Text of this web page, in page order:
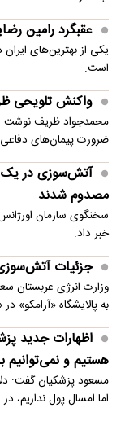
عقبگرد رامین
است.
واکنش تلویحی
محمدجواد ظریف نوشت:
ضرورت پیمان‌های
مصدوم شدند
سخنگوی سازمان
خبر داد.
جزئیات آتش‌سوزی
وزارت انرژی عربستان
به پالایشگاه «آرامکو»
اظهارات جدید
هستیم و نمی‌توانیم
اما امسال پول نداریم،